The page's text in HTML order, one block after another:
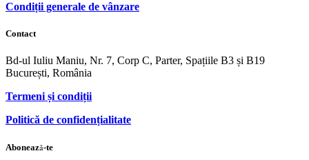
Condiții generale de vânzare
Contact
Bd-ul Iuliu Maniu, Nr. 7, Corp C, Parter, Spațiile B3 și B19
București, România
Termeni și condiții
Politică de confidențialitate
Abonează-te